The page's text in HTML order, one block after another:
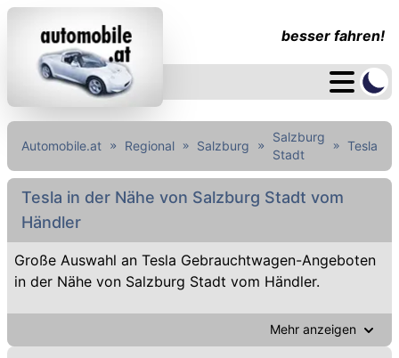
besser fahren!
Automobile.at Regional Salzburg
Salzburg
Stadt
Tesla
Tesla in der Nähe von Salzburg Stadt vom
Händler
Große Auswahl an Tesla Gebrauchtwagen-Angeboten
in der Nähe von Salzburg Stadt vom Händler.
Mehr anzeigen